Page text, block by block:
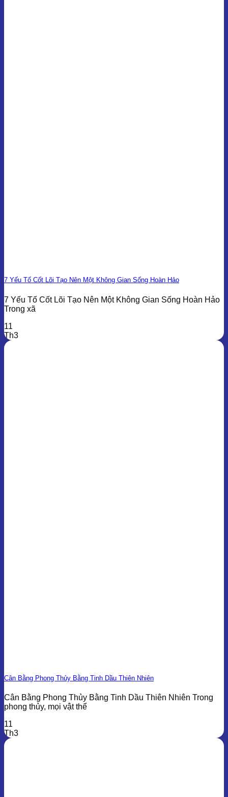
7 Yếu Tố Cốt Lõi Tạo Nên Một Không Gian Sống Hoàn Hảo
7 Yếu Tố Cốt Lõi Tạo Nên Một Không Gian Sống Hoàn Hảo
Trong xã
11
Th3
Cân Bằng Phong Thủy Bằng Tinh Dầu Thiên Nhiên
Cân Bằng Phong Thủy Bằng Tinh Dầu Thiên Nhiên Trong
phong thủy, mọi vật thể
11
Th3